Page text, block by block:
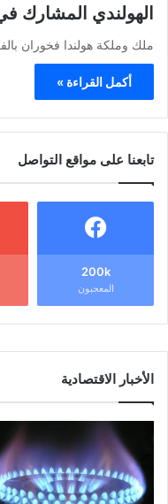
الهولندي المشارك
ملك وملكة هولندا فخوران
أكمل القراءة »
تابعنا على مواقع التواصل
200k
المعجبون
الأخبار الاقتصادية